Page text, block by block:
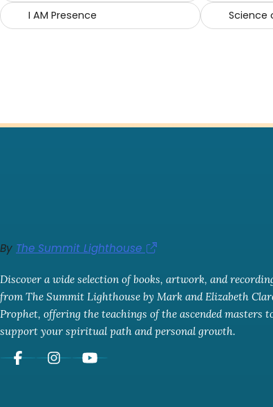
I AM Presence
Science
By The Summit Lighthouse
Discover a wide selection of books, artwork, and
from The Summit Lighthouse by Mark and Elizabeth
Prophet, offering the teachings of the ascended masters
support your spiritual path and personal growth.